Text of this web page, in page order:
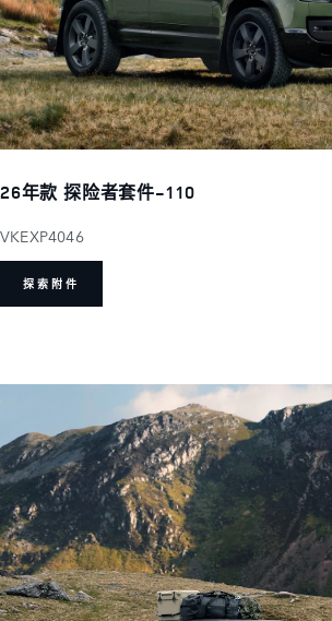
26年款 探险者套件-110
VKEXP4046
探索附件